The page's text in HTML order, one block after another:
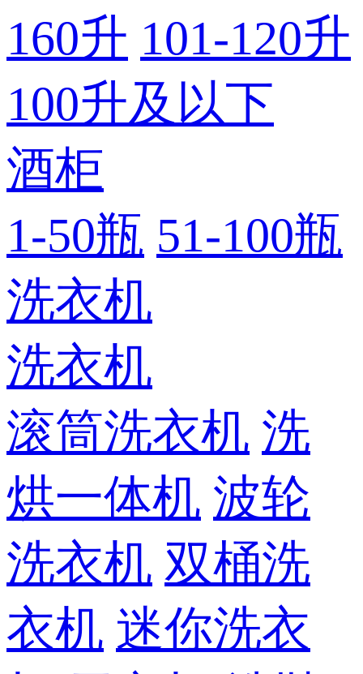
160升 101-120升
100升及以下
酒柜
1-50瓶 51-100瓶
洗衣机
洗衣机
滚筒洗衣机 洗
烘一体机 波轮
洗衣机 双桶洗
衣机 迷你洗衣